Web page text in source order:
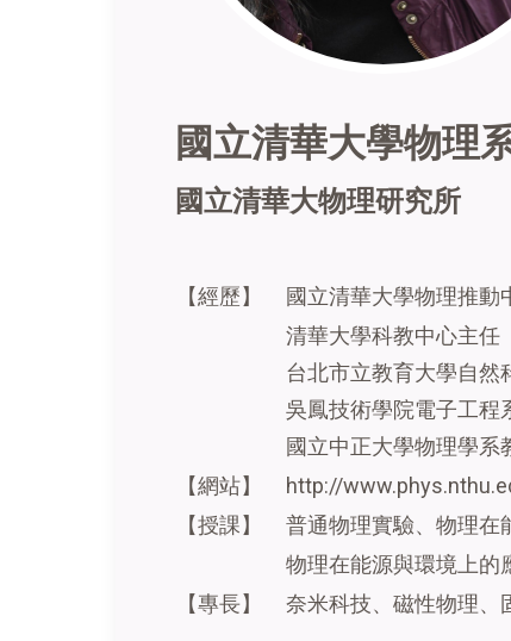
國立清華大學物
國立清華大物理研
【經歷】
國立清華大學物理推動
清華大學科教中心主任
台北市立教育大學自然
吳鳳技術學院電子工程
國立中正大學物理學系
【網站】
http://
【授課】
普通物理實驗、物理在
物理在能源與環境上的
【專長】
奈米科技、磁性物理、